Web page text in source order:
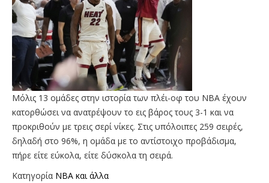
Μόλις 13 ομάδες στην ιστορία των πλέι-οφ του ΝΒΑ έχουν
κατορθώσει να ανατρέψουν το εις βάρος τους 3-1 και να
προκριθούν με τρεις σερί νίκες. Στις υπόλοιπες 259 σειρές,
δηλαδή στο 96%, η ομάδα με το αντίστοιχο προβάδισμα,
πήρε είτε εύκολα, είτε δύσκολα τη σειρά.
Κατηγορία NBA και άλλα